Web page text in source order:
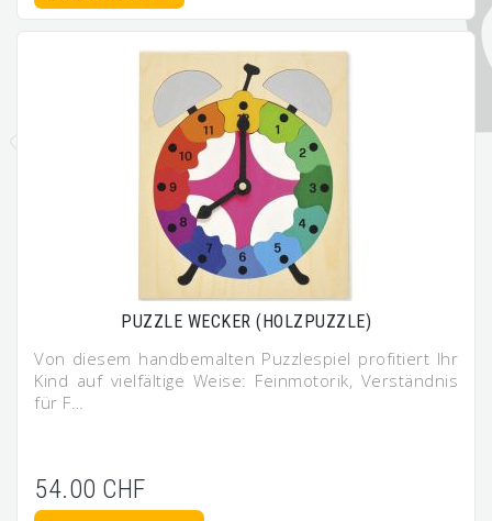
PUZZLE WECKER (HOLZPUZZLE)
Von diesem handbemalten Puzzlespiel profitiert Ihr
Kind auf vielfältige Weise: Feinmotorik, Verständnis
für F…
54.00 CHF